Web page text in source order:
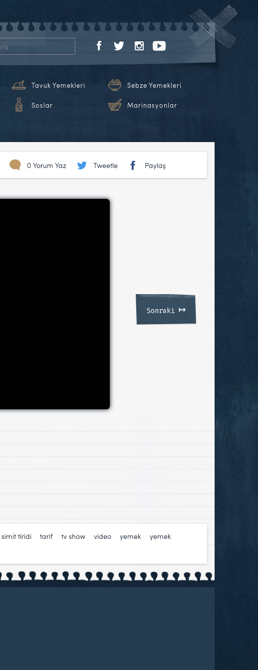
Tavuk Yemekleri Sebze Yemekleri
Soslar Marinasyonlar
0 Yorum Yaz Tweetle Paylaş
Sonraki ↦
simit tiridi tarif tv show video yemek
yemek